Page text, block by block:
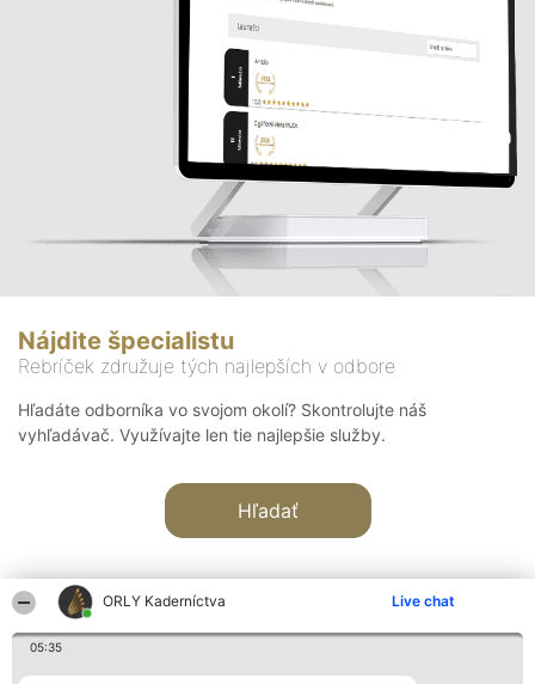
ORLY Kaderníctva Live chat
05:35
Nájdite špecialistu
Rebríček združuje tých najlepších v odbore
Hľadáte odborníka vo svojom okolí? Skontrolujte náš
vyhľadávač. Využívajte len tie najlepšie služby.
Hľadať